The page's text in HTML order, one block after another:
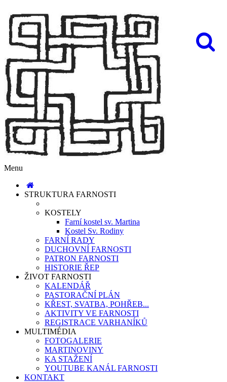
Menu
STRUKTURA FARNOSTI
KOSTELY
Farní kostel sv. Martina
Kostel Sv. Rodiny
FARNÍ RADY
DUCHOVNÍ FARNOSTI
PATRON FARNOSTI
HISTORIE ŘEP
ŽIVOT FARNOSTI
KALENDÁŘ
PASTORAČNÍ PLÁN
KŘEST, SVATBA, POHŘEB...
AKTIVITY VE FARNOSTI
REGISTRACE VARHANÍKŮ
MULTIMÉDIA
FOTOGALERIE
MARTINOVINY
KA STAŽENÍ
YOUTUBE KANÁL FARNOSTI
KONTAKT